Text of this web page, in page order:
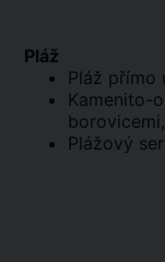
Pláž
Pláž přímo
Kamenito-
Plážový